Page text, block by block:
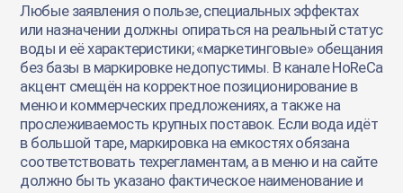
Любые заявления о пользе, специальных эффектах
или назначении должны опираться на реальный статус
воды и её характеристики; «маркетинговые» обещания
без базы в маркировке недопустимы. В канале HoReCa
акцент смещён на корректное позиционирование в
меню и коммерческих предложениях, а также на
прослеживаемость крупных поставок. Если вода идёт
в большой таре, маркировка на емкостях обязана
соответствовать техрегламентам, а в меню и на сайте
должно быть указано фактическое наименование и